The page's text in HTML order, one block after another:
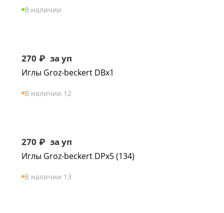
В наличии
270 ₽ за уп
Иглы Groz-beckert DBx1
В наличии 12
270 ₽ за уп
Иглы Groz-beckert DPx5 (134)
В наличии 13